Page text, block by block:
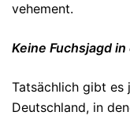
vehement.
Keine Fuchsjagd
Tatsächlich gibt es
Deutschland, in